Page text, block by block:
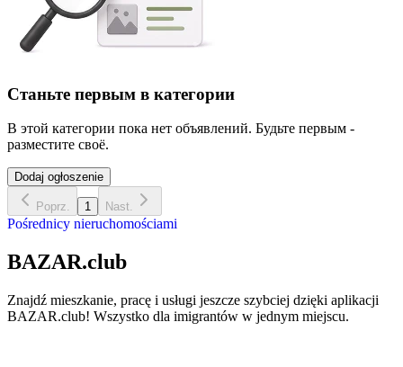
Станьте первым в категории
В этой категории пока нет объявлений. Будьте первым -
разместите своё.
Dodaj ogłoszenie
Poprz. 1 Nast.
Pośrednicy nieruchomościami
BAZAR.club
Znajdź mieszkanie, pracę i usługi jeszcze szybciej dzięki aplikacji
BAZAR.club! Wszystko dla imigrantów w jednym miejscu.